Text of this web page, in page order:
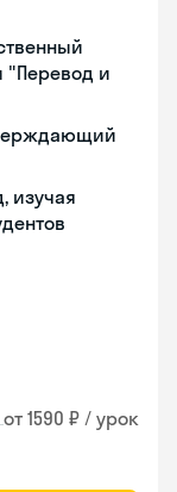
"Перевод и
изучая
от 1590 ₽ / урок